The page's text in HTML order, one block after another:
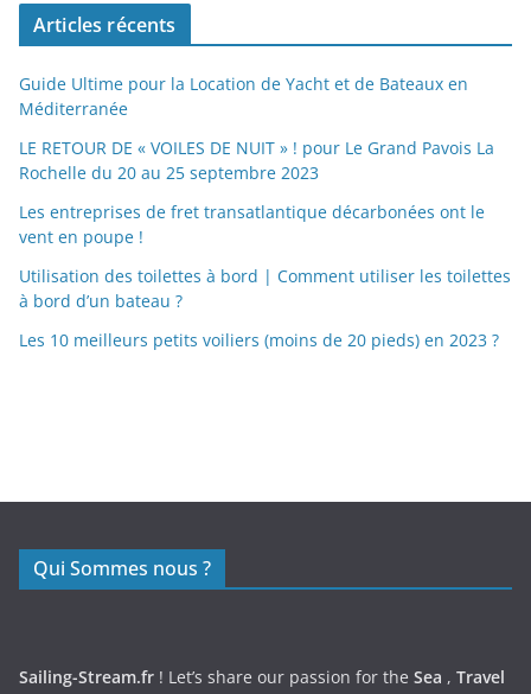
Articles récents
Guide Ultime pour la Location de Yacht et de Bateaux en
Méditerranée
LE RETOUR DE « VOILES DE NUIT » ! pour Le Grand Pavois La
Rochelle du 20 au 25 septembre 2023
Les entreprises de fret transatlantique décarbonées ont le
vent en poupe !
Utilisation des toilettes à bord | Comment utiliser les toilettes
à bord d’un bateau ?
Les 10 meilleurs petits voiliers (moins de 20 pieds) en 2023 ?
Qui Sommes nous ?
Sailing-Stream.fr ! Let’s share our passion for the Sea , Travel